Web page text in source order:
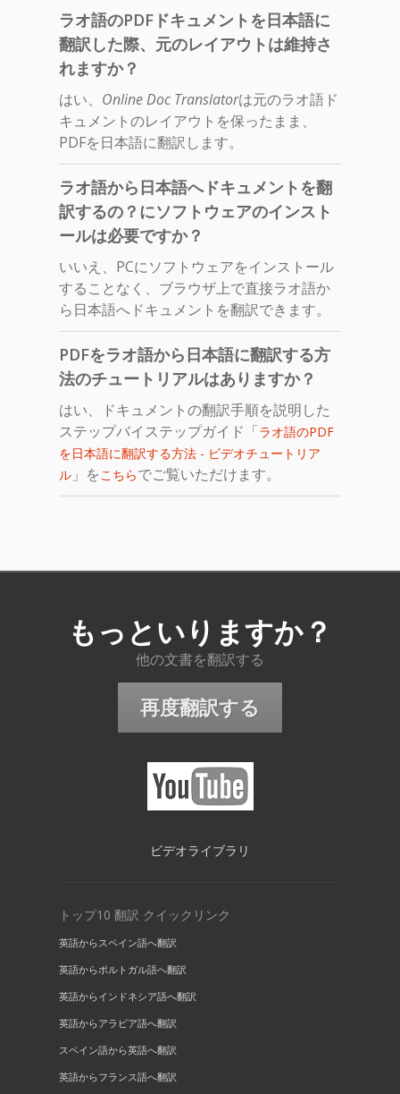
ラオ語のPDFドキュメントを日本語に
翻訳した際、元のレイアウトは維持さ
れますか？
はい、 Online Doc Translatorは元のラオ語ド
キュメントのレイアウトを保ったまま、
PDFを日本語に翻訳します。
ラオ語から日本語へドキュメントを翻
訳するの？にソフトウェアのインスト
ールは必要ですか？
いいえ、PCにソフトウェアをインストール
することなく、ブラウザ上で直接ラオ語か
ら日本語へドキュメントを翻訳できます。
PDFをラオ語から日本語に翻訳する方
法のチュートリアルはありますか？
はい、ドキュメントの翻訳手順を説明した
ステップバイステップガイド「ラオ語のPDF
を日本語に翻訳する方法 - ビデオチュートリア
ル 」を こちらでご覧いただけます。
もっといりますか？
他の文書を翻訳する
再度翻訳する
ビデオライブラリ
トップ10 翻訳 クイックリンク
英語からスペイン語へ翻訳
英語からポルトガル語へ翻訳
英語からインドネシア語へ翻訳
英語からアラビア語へ翻訳
スペイン語から英語へ翻訳
英語からフランス語へ翻訳